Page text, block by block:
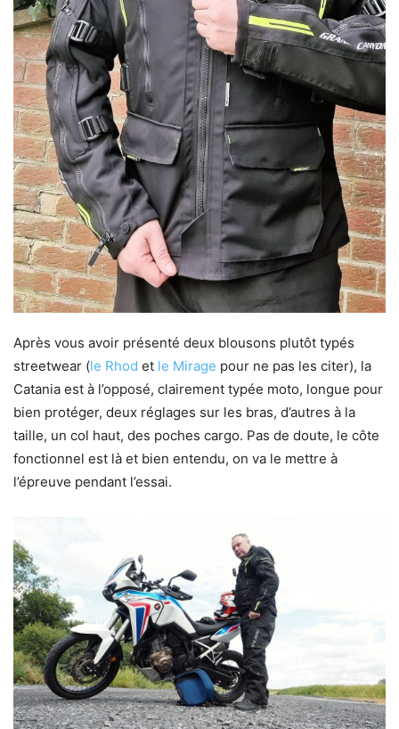
Après vous avoir présenté deux blousons plutôt typés
streetwear (le Rhod et le Mirage pour ne pas les citer), la
Catania est à l’opposé, clairement typée moto, longue pour
bien protéger, deux réglages sur les bras, d’autres à la
taille, un col haut, des poches cargo. Pas de doute, le côte
fonctionnel est là et bien entendu, on va le mettre à
l’épreuve pendant l’essai.